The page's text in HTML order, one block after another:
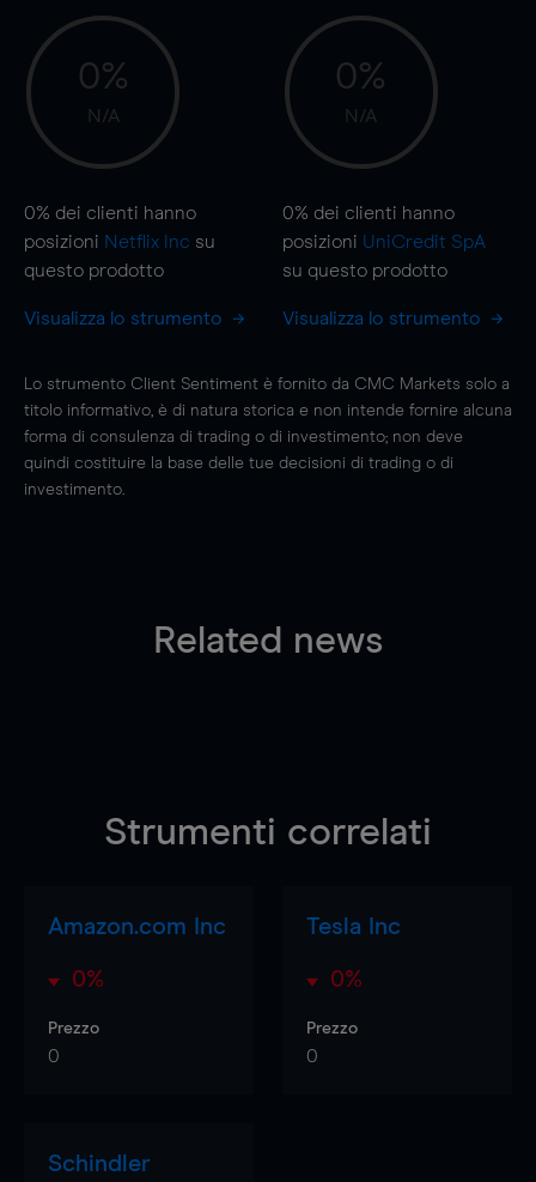
0%
N/A
0% dei clienti hanno
posizioni Netflix Inc su
questo prodotto
Visualizza lo strumento
0%
N/A
0% dei clienti hanno
posizioni UniCredit SpA
su questo prodotto
Visualizza lo strumento
Lo strumento Client Sentiment è fornito da CMC Markets solo a
titolo informativo, è di natura storica e non intende fornire alcuna
forma di consulenza di trading o di investimento; non deve
quindi costituire la base delle tue decisioni di trading o di
investimento.
Related news
Strumenti correlati
Amazon.com Inc
0%
Prezzo
0
Tesla Inc
0%
Prezzo
0
Schindler